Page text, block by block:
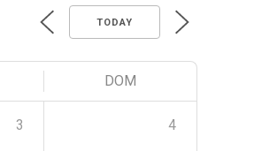
TODAY
DOM
3 4